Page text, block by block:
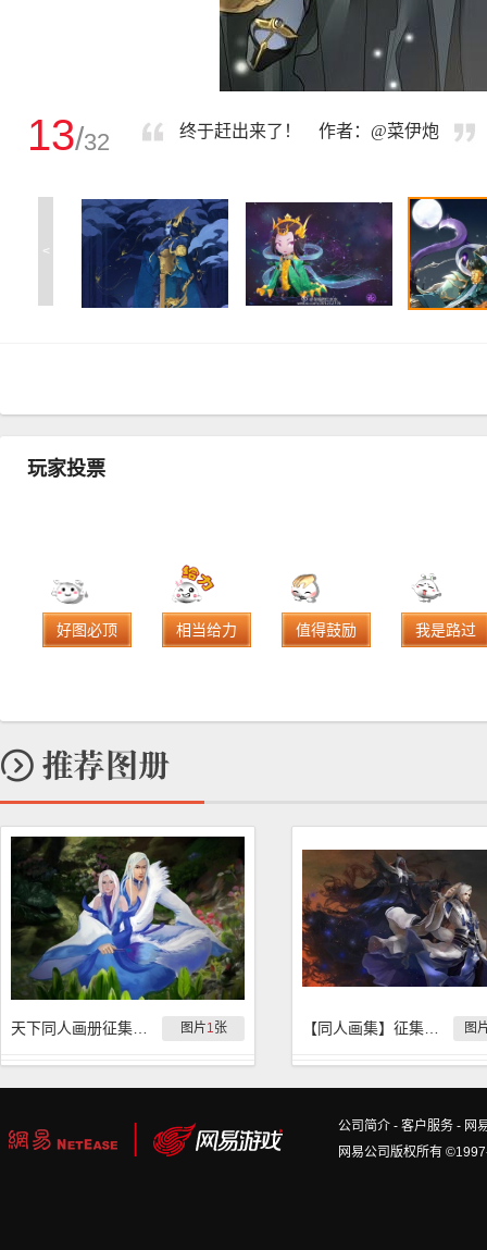
13/32 终于赶出来了！ 作者：@菜伊炮
<
玩家投票
好图必顶 相当给力 值得鼓励 我是路过
图片1张 图
公司简介 - 客户服务 - 网
网易公司版权所有